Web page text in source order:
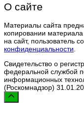
О сайте
Материалы сайта
копировании
на сайт, пользователь
конфиденциальности